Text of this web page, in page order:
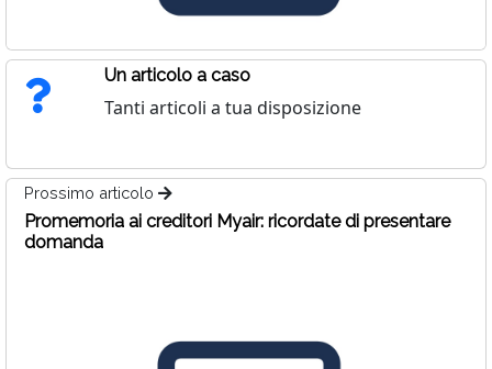
Un articolo a caso
Tanti articoli a tua disposizione
Prossimo articolo
Promemoria ai creditori Myair: ricordate di presentare
domanda